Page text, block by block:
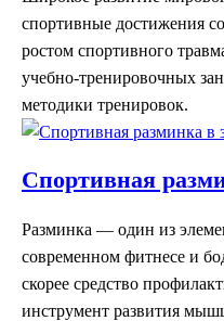
спортивные достижения
ростом спортивного
учебно-тренировочных
методики тренировок.
Спортивная
Разминка — один из
современном фитнесе и
скорее средство
инструмент развития